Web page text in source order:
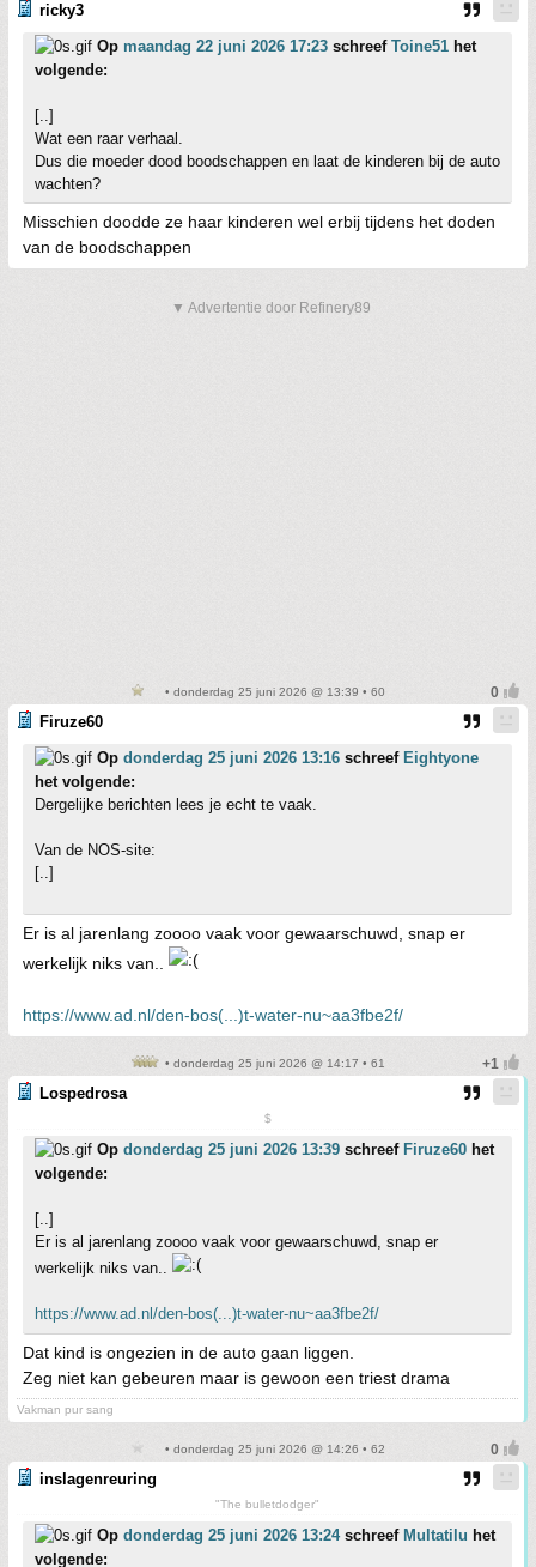
ricky3
Op maandag 22 juni 2026 17:23 schreef Toine51 het
volgende:
[..]
Wat een raar verhaal.
Dus die moeder dood boodschappen en laat de kinderen bij de auto
wachten?
Misschien doodde ze haar kinderen wel erbij tijdens het doden
van de boodschappen
▼ Advertentie door Refinery89
• donderdag 25 juni 2026 @ 13:39 • 60
Firuze60
Op donderdag 25 juni 2026 13:16 schreef Eightyone
het volgende:
Dergelijke berichten lees je echt te vaak.
Van de NOS-site:
[..]
Er is al jarenlang zoooo vaak voor gewaarschuwd, snap er
werkelijk niks van..
https://www.ad.nl/den-bos(...)t-water-nu~aa3fbe2f/
• donderdag 25 juni 2026 @ 14:17 • 61
Lospedrosa
$
Op donderdag 25 juni 2026 13:39 schreef Firuze60 het
volgende:
[..]
Er is al jarenlang zoooo vaak voor gewaarschuwd, snap er
werkelijk niks van..
https://www.ad.nl/den-bos(...)t-water-nu~aa3fbe2f/
Dat kind is ongezien in de auto gaan liggen.
Zeg niet kan gebeuren maar is gewoon een triest drama
Vakman pur sang
• donderdag 25 juni 2026 @ 14:26 • 62
inslagenreuring
"The bulletdodger"
Op donderdag 25 juni 2026 13:24schreef Multatilu het
volgende: